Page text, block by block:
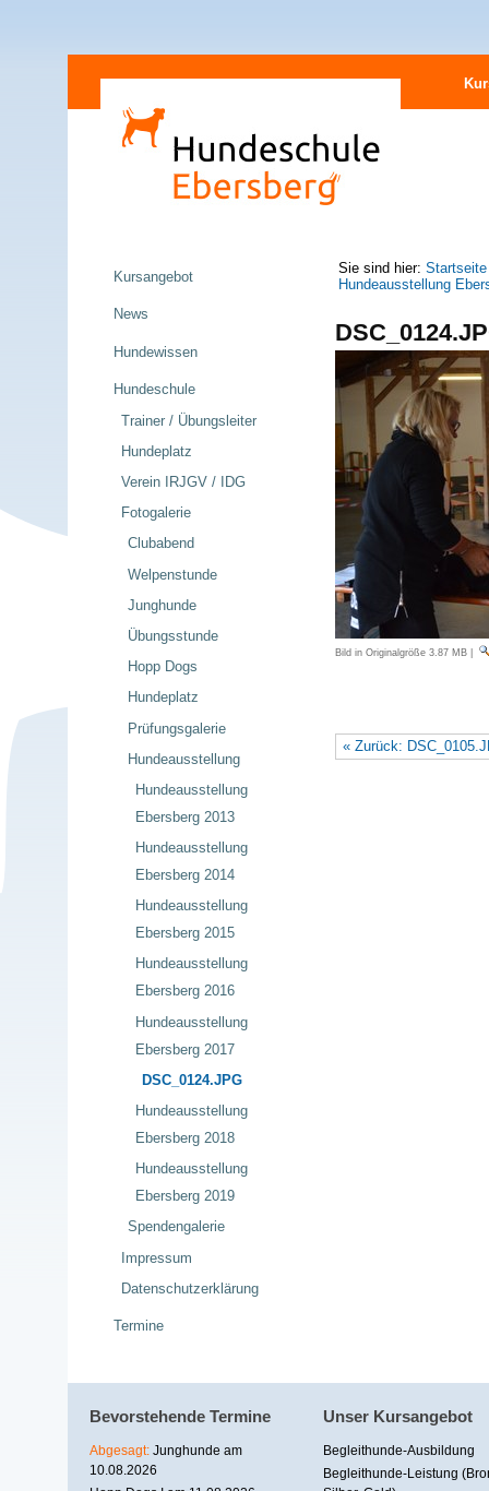
zum
Inhalt
Direkt
Navigation
Sie sind hier: Startseite
Hundeausstellung
Bild in Originalgröße 3.87 MB|
« Zurück:
Kursangebot
News
Hundewissen
Hundeschule
Trainer / Übungsleiter
Hundeplatz
Verein IRJGV / IDG
Fotogalerie
Clubabend
Welpenstunde
Junghunde
Übungsstunde
Hopp Dogs
Hundeplatz
Prüfungsgalerie
Hundeausstellung
Hundeausstellung
Ebersberg 2013
Hundeausstellung
Ebersberg 2014
Hundeausstellung
Ebersberg 2015
Hundeausstellung
Ebersberg 2016
Hundeausstellung
Ebersberg 2017
DSC_0124.JPG
Hundeausstellung
Ebersberg 2018
Hundeausstellung
Ebersberg 2019
Spendengalerie
Impressum
Datenschutzerklärung
Termine
Bevorstehende Termine
Abgesagt: Junghunde am
10.08.2026
Unser Kursangebot
Begleithunde-Ausbildung
Begleithunde-Leistung